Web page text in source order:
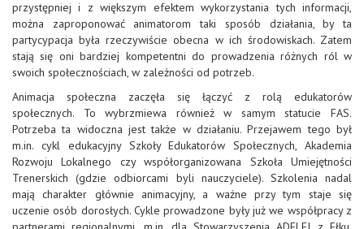
przystępniej i z większym efektem wykorzystania tych informacji,
można zaproponować animatorom taki sposób działania, by ta
partycypacja była rzeczywiście obecna w ich środowiskach. Zatem
stają się oni bardziej kompetentni do prowadzenia różnych ról w
swoich społecznościach, w zależności od potrzeb.
Animacja społeczna zaczęła się łączyć z rolą edukatorów
społecznych. To wybrzmiewa również w samym statucie FAS.
Potrzeba ta widoczna jest także w działaniu. Przejawem tego był
m.in. cykl edukacyjny Szkoły Edukatorów Społecznych, Akademia
Rozwoju Lokalnego czy współorganizowana Szkoła Umiejętności
Trenerskich (gdzie odbiorcami byli nauczyciele). Szkolenia nadal
mają charakter głównie animacyjny, a ważne przy tym staje się
uczenie osób dorosłych. Cykle prowadzone były już we współpracy z